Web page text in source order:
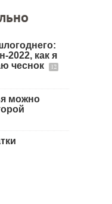
2022, как я
чеснок
12
можно